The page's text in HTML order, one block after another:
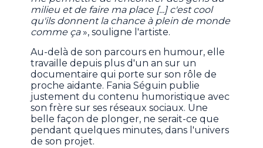
milieu et de faire ma place [...] c'est cool
qu'ils donnent la chance à plein de monde
comme ça», souligne l'artiste.
Au-delà de son parcours en humour, elle
travaille depuis plus d'un an sur un
documentaire qui porte sur son rôle de
proche aidante. Fania Séguin publie
justement du contenu humoristique avec
son frère sur ses réseaux sociaux. Une
belle façon de plonger, ne serait-ce que
pendant quelques minutes, dans l'univers
de son projet.